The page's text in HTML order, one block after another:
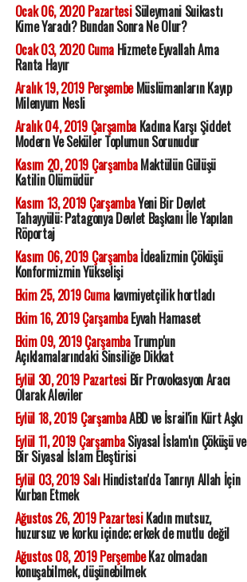
Ocak 06, 2020 PazartesiSüleymani Suikastı
Kime Yaradı? Bundan Sonra Ne Olur?
Ocak 03, 2020 CumaHizmete Eyvallah Ama
Ranta Hayır
Aralık 19, 2019 PerşembeMüslümanların Kayıp
Milenyum Nesli
Aralık 04, 2019 ÇarşambaKadına Karşı Şiddet
Modern Ve Seküler Toplumun Sorunudur
Kasım 20, 2019 ÇarşambaMaktülün Gülüşü
Katilin Ölümüdür
Kasım 13, 2019 ÇarşambaYeni Bir Devlet
Tahayyülü: Patagonya Devlet Başkanı İle Yapılan
Röportaj
Kasım 06, 2019 Çarşambaİdealizmin Çöküşü
Konformizmin Yükselişi
Ekim 25, 2019 Cumakavmiyetçilik hortladı
Ekim 16, 2019 ÇarşambaEyvah Hamaset
Ekim 09, 2019 ÇarşambaTrump'un
Açıklamalarındaki Sinsiliğe Dikkat
Eylül 30, 2019 PazartesiBir Provokasyon Aracı
Olarak Aleviler
Eylül 18, 2019 ÇarşambaABD ve İsrail'in Kürt Aşkı
Eylül 11, 2019 ÇarşambaSiyasal İslam'ın Çöküşü ve
Bir Siyasal İslam Eleştirisi
Eylül 03, 2019 SalıHindistan'da Tanrıyı Allah İçin
Kurban Etmek
Ağustos 26, 2019 PazartesiKadın mutsuz,
huzursuz ve korku içinde; erkek de mutlu değil
Ağustos 08, 2019 PerşembeKaz olmadan
konuşabilmek, düşünebilmek